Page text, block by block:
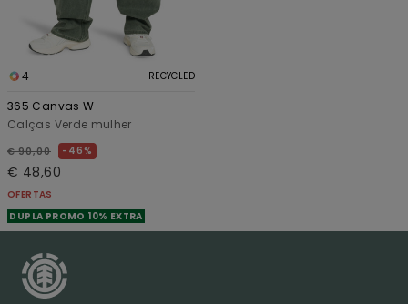
4 RECYCLED
365 Canvas W
Calças Verde mulher
€ 90,00 46%
€ 48,60
OFERTAS
DUPLA PROMO 10% EXTRA